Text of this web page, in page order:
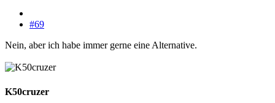
#69
Nein, aber ich habe immer gerne eine Alternative.
K50cruzer